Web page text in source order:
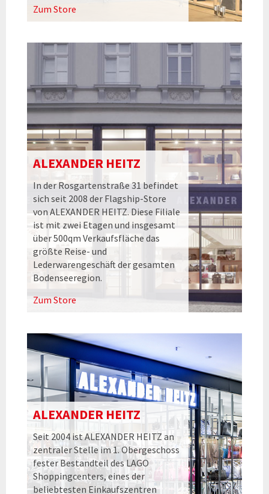
Zum Store
ALEXANDER HEITZ
In der Rosgartenstraße 31 befindet
sich seit 2008 der Flagship-Store
von ALEXANDER HEITZ. Diese Filiale
ist mit zwei Etagen und insgesamt
über 500qm Verkaufsfläche das
größte Reise- und
Lederwarengeschäft der gesamten
Bodenseeregion.
Zum Store
ALEXANDER HEITZ
Seit 2004 ist ALEXANDER HEITZ an
zentraler Stelle im 1. Obergeschoss
fester Bestandteil des LAGO
Shoppingcenters, eines der
beliebtesten Einkaufszentren